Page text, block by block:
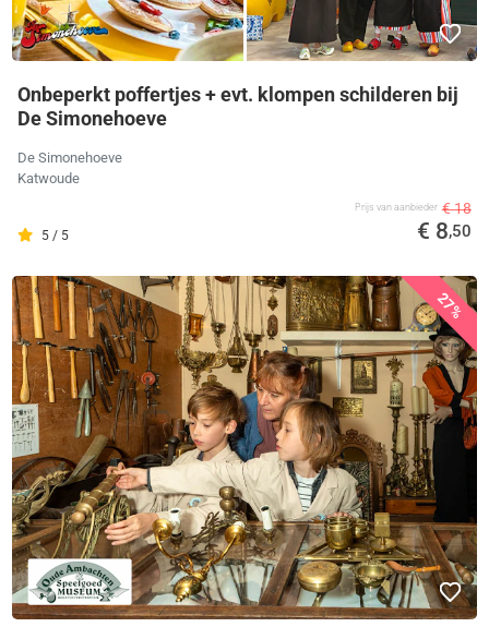
Onbeperkt poffertjes + evt. klompen schilderen bij
De Simonehoeve
De Simonehoeve
Katwoude
5 / 5
Prijs van aanbieder € 18
€ 8,50
27%